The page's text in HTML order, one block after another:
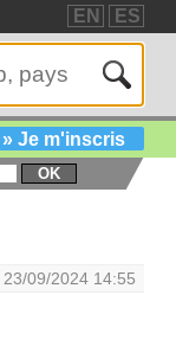
EN ES
» Je m'inscris
OK
23/09/2024 14:55